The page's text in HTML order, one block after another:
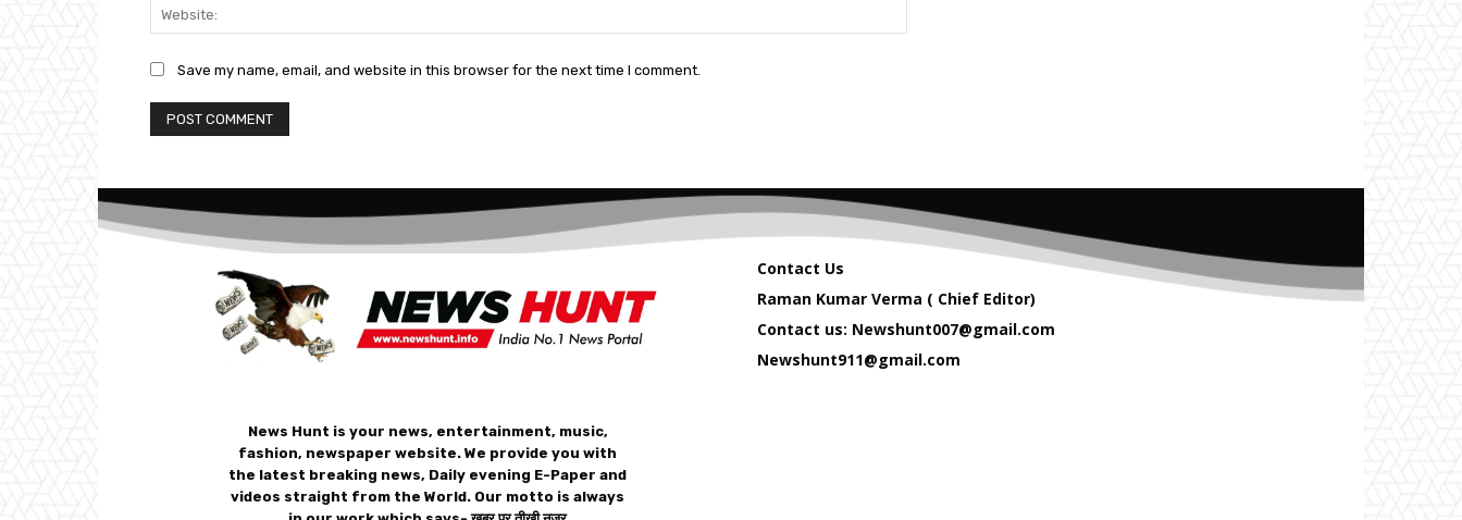
Save my name, email, and website in this browser for the next time I comment.
News Hunt is your news, entertainment, music,
fashion, newspaper website. We provide you with
the latest breaking news, Daily evening E-Paper and
videos straight from the World. Our motto is always
Contact Us
Raman Kumar Verma ( Chief Editor)
Contact us: Newshunt007@gmail.com
Newshunt911@gmail.com